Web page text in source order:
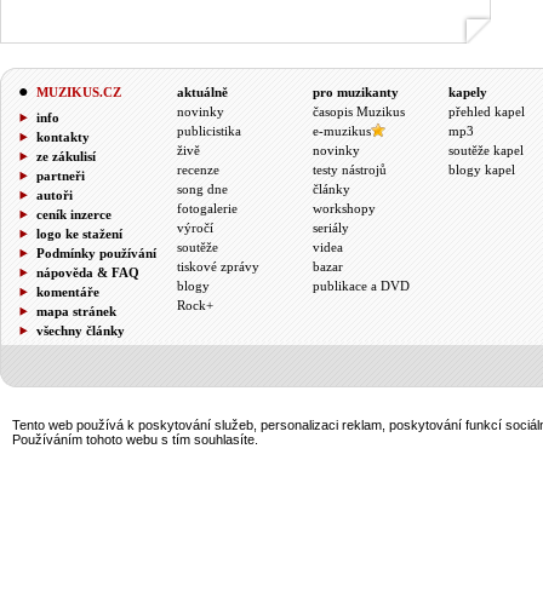
MUZIKUS.CZ
info
kontakty
ze zákulisí
partneři
autoři
ceník inzerce
logo ke stažení
Podmínky používání
nápověda & FAQ
komentáře
mapa stránek
všechny články
aktuálně
novinky
publicistika
živě
recenze
song dne
fotogalerie
výročí
soutěže
tiskové zprávy
blogy
Rock+
pro muzikanty
časopis Muzikus
e-muzikus
novinky
testy nástrojů
články
workshopy
seriály
videa
bazar
publikace a DVD
kapely
přehled kapel
mp3
soutěže kapel
blogy kapel
Tento web používá k poskytování služeb, personalizaci reklam, poskytování funkcí
Používáním tohoto webu s tím souhlasíte.